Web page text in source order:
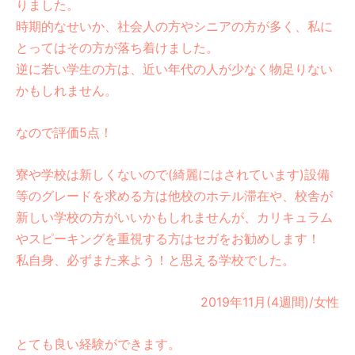
りました。
時期的なせいか、社会人の方やシニアの方が多く、私に
とってはその方が落ち着けました。
逆に若い学生の方は、近い年代の人が少なく物足りない
かもしれません。
なので評価5点！
寮や学校は新しくないので(綺麗にはされています)設備
等のグレードを求める方は他校のホテル滞在や、校舎が
新しい学校の方がいいかもしれませんが、カリキュラム
やスピーキングを重視する方はセガをお勧めします！
私自身、必ずまた来よう！と思える学校でした。
2019年11月(4週間)/女性
とても良い経験ができます。